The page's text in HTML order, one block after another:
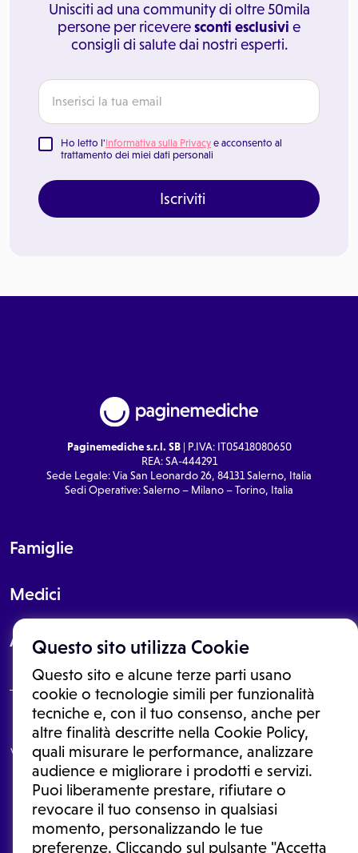
Questo sito utilizza Cookie
Questo sito e alcune terze parti usano
cookie o tecnologie simili per funzionalità
tecniche e, con il tuo consenso, anche per
altre finalità descritte nella Cookie Policy,
quali misurare le performance, analizzare
audience e migliorare i prodotti e servizi.
Puoi liberamente prestare, rifiutare o
revocare il tuo consenso in qualsiasi
momento, personalizzando le tue
preferenze. Cliccando sul pulsante "Accetta
Unisciti ad una community di oltre 50mila
persone per riceveresconti esclusivi e
consigli di salute dai nostri esperti.
Ho letto l'Informativa sulla Privacy e acconsento al
trattamento dei miei dati personali
Iscriviti
Paginemediche s.r.l. SB| P.IVA: IT05418080650
REA: SA-444291
Sede Legale: Via San Leonardo 26, 84131 Salerno, Italia
Sedi Operative: Salerno – Milano – Torino, Italia
Famiglie
Medici
About
Le informazioni proposte in questo sito non sono un consulto medico.
In nessun caso, queste informazioni sostituiscono un consulto, una
visita o una diagnosi formulata dal medico. Non si devono considerare
le informazioni disponibili come suggerimenti per la formulazione di
una diagnosi, la determinazione di un trattamento o l'assunzione o
sospensione di un farmaco senza prima consultare un medico di
medicina generale o uno specialista.
Condizioni di utilizzo|Privacy Policy |Gestione cookie
Ⓒ 2025 | Tutti i diritti riservati.